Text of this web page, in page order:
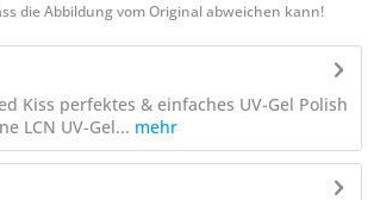
die Abbildung vom Original abweichen kann!
Kiss perfektes & einfaches UV-Gel Polish
LCN UV-Gel... mehr